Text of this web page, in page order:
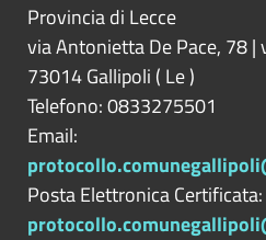
Provincia di Lecce
via Antonietta De Pace, 78 |
73014Gallipoli ( Le)
Telefono: 0833275501
Email:
Posta Elettronica Certificata: